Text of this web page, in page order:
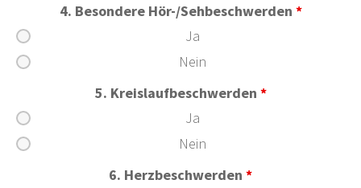
4. Besondere Hör-/Sehbeschwerden *
Ja
Nein
5. Kreislaufbeschwerden *
Ja
Nein
6. Herzbeschwerden *